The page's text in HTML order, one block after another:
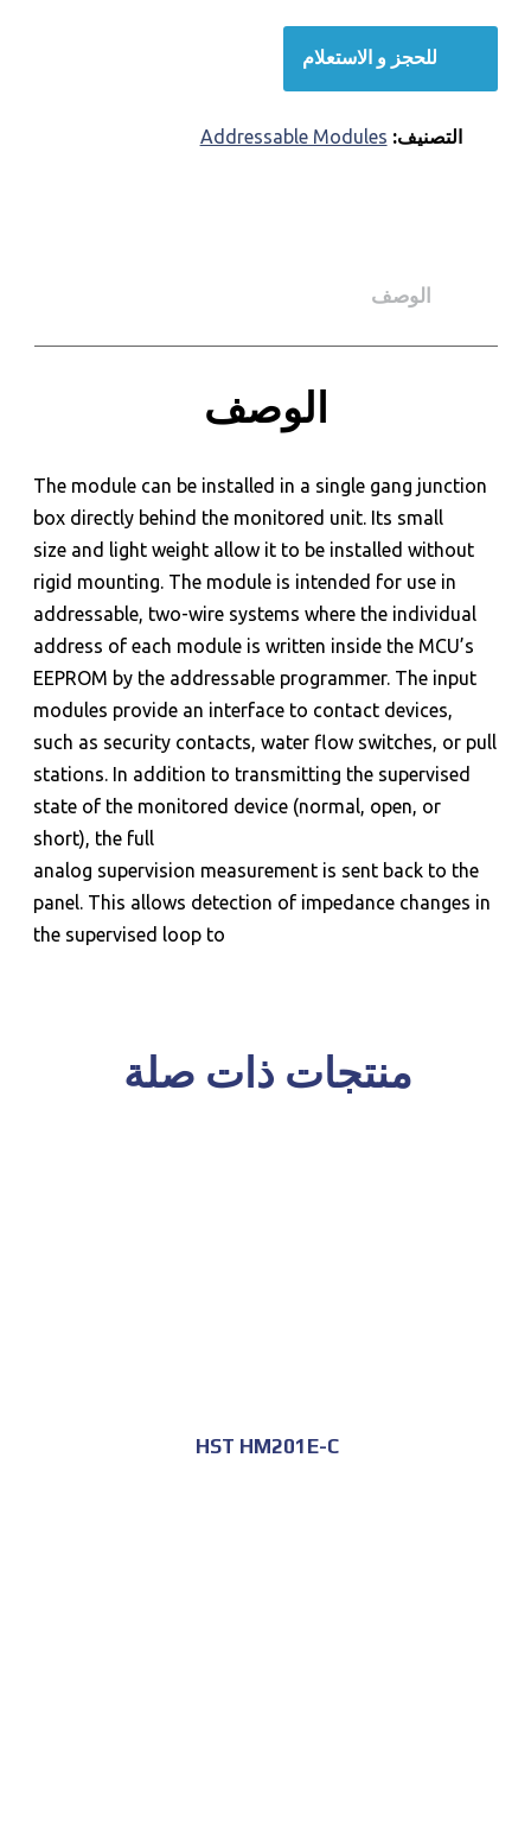
للحجز و الاستعلام
التصنيف: Addressable Modules
الوصف
الوصف
The module can be installed in a single gang junction
box directly behind the monitored unit. Its small
size and light weight allow it to be installed without
rigid mounting. The module is intended for use in
addressable, two-wire systems where the individual
address of each module is written inside the MCU’s
EEPROM by the addressable programmer. The input
modules provide an interface to contact devices,
such as security contacts, water flow switches, or pull
stations. In addition to transmitting the supervised
state of the monitored device (normal, open, or
short), the full
analog supervision measurement is sent back to the
panel. This allows detection of impedance changes in
the supervised loop to
منتجات ذات صلة
HST HM201E-C
للحجز و الاستعلام